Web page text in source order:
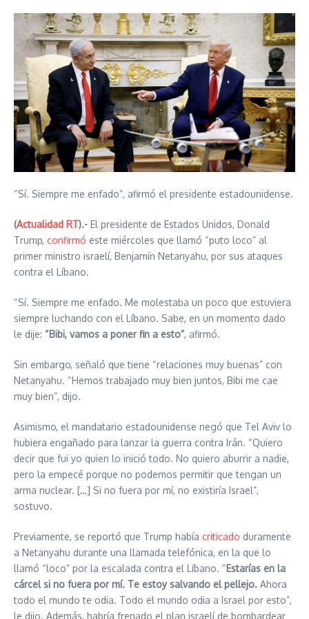
“Sí. Siempre me enfado”, afirmó el presidente estadounidense.
(Actualidad RT).- El presidente de Estados Unidos, Donald
Trump, confirmó este miércoles que llamó “puto loco” al
primer ministro israelí, Benjamín Netanyahu, por sus ataques
contra el Líbano.
“Sí. Siempre me enfado. Me molestaba un poco que estuviera
siempre luchando con el Líbano. Sabe, en un momento dado
le dije: “Bibi, vamos a poner fin a esto”, afirmó.
Sin embargo, señaló que tiene “relaciones muy buenas” con
Netanyahu. “Hemos trabajado muy bien juntos, Bibi me cae
muy bien”, dijo.
Asimismo, el mandatario estadounidense negó que Tel Aviv lo
hubiera engañado para lanzar la guerra contra Irán. “Quiero
decir que fui yo quien lo inició todo. No quiero aburrir a nadie,
pero la empecé porque no podemos permitir que tengan un
arma nuclear. […] Si no fuera por mí, no existiría Israel”,
sostuvo.
Previamente, se reportó que Trump había criticado duramente
a Netanyahu durante una llamada telefónica, en la que lo
llamó “loco” por la escalada contra el Líbano. “Estarías en la
cárcel si no fuera por mí. Te estoy salvando el pellejo. Ahora
todo el mundo te odia. Todo el mundo odia a Israel por esto”,
le dijo. Además, habría frenado el plan israelí de bombardear